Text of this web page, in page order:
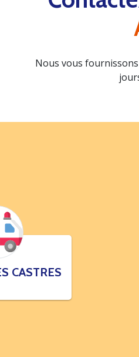
Nous vous
CASTRES